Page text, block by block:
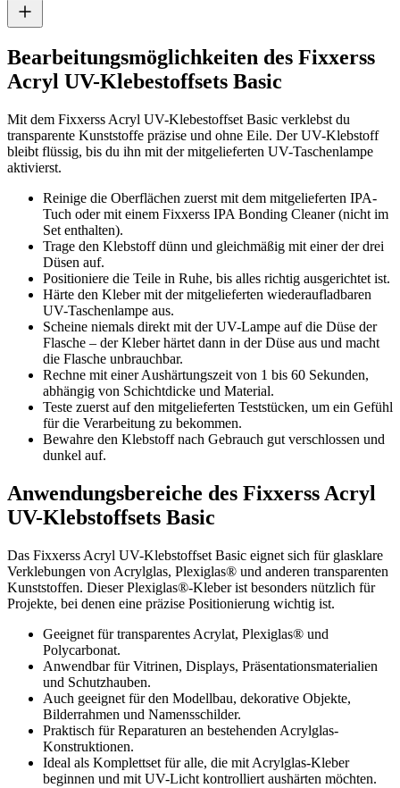
Bearbeitungsmöglichkeiten des Fixxerss
Acryl UV-Klebestoffsets Basic
Mit dem Fixxerss Acryl UV-Klebestoffset Basic verklebst du
transparente Kunststoffe präzise und ohne Eile. Der UV-Klebstoff
bleibt flüssig, bis du ihn mit der mitgelieferten UV-Taschenlampe
aktivierst.
Reinige die Oberflächen zuerst mit dem mitgelieferten IPA-
Tuch oder mit einem Fixxerss IPA Bonding Cleaner (nicht im
Set enthalten).
Trage den Klebstoff dünn und gleichmäßig mit einer der drei
Düsen auf.
Positioniere die Teile in Ruhe, bis alles richtig ausgerichtet ist.
Härte den Kleber mit der mitgelieferten wiederaufladbaren
UV-Taschenlampe aus.
Scheine niemals direkt mit der UV-Lampe auf die Düse der
Flasche – der Kleber härtet dann in der Düse aus und macht
die Flasche unbrauchbar.
Rechne mit einer Aushärtungszeit von 1 bis 60 Sekunden,
abhängig von Schichtdicke und Material.
Teste zuerst auf den mitgelieferten Teststücken, um ein Gefühl
für die Verarbeitung zu bekommen.
Bewahre den Klebstoff nach Gebrauch gut verschlossen und
dunkel auf.
Anwendungsbereiche des Fixxerss Acryl
UV-Klebstoffsets Basic
Das Fixxerss Acryl UV-Klebstoffset Basic eignet sich für glasklare
Verklebungen von Acrylglas, Plexiglas® und anderen transparenten
Kunststoffen. Dieser Plexiglas®-Kleber ist besonders nützlich für
Projekte, bei denen eine präzise Positionierung wichtig ist.
Geeignet für transparentes Acrylat, Plexiglas® und
Polycarbonat.
Anwendbar für Vitrinen, Displays, Präsentationsmaterialien
und Schutzhauben.
Auch geeignet für den Modellbau, dekorative Objekte,
Bilderrahmen und Namensschilder.
Praktisch für Reparaturen an bestehenden Acrylglas-
Konstruktionen.
Ideal als Komplettset für alle, die mit Acrylglas-Kleber
beginnen und mit UV-Licht kontrolliert aushärten möchten.